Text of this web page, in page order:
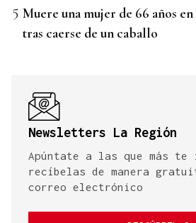
Muere una mujer de 66 años
tras caerse de un caballo
Newsletters La Región
Apúntate a las que más te
recíbelas de manera
correo electrónico